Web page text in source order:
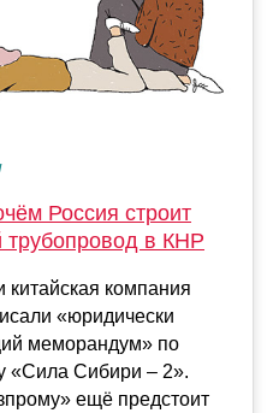
Россия строит
трубопровод в КНР
китайская компания
«юридически
меморандум» по
«Сила Сибири – 2».
ещё предстоит